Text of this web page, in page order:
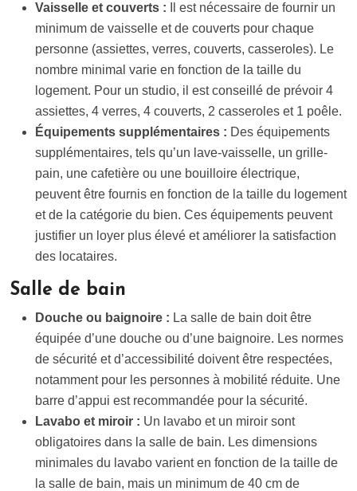
Vaisselle et couverts :
Il est nécessaire de fournir un
minimum de vaisselle et de couverts pour chaque
personne (assiettes, verres, couverts, casseroles). Le
nombre minimal varie en fonction de la taille du
logement. Pour un studio, il est conseillé de prévoir 4
assiettes, 4 verres, 4 couverts, 2 casseroles et 1 poêle.
Équipements supplémentaires : Des équipements
supplémentaires, tels qu’un lave-vaisselle, un grille-
pain, une cafetière ou une bouilloire électrique,
peuvent être fournis en fonction de la taille du logement
et de la catégorie du bien. Ces équipements peuvent
justifier un loyer plus élevé et améliorer la satisfaction
des locataires.
Salle de bain
Douche ou baignoire : La salle de bain doit être
équipée d’une douche ou d’une baignoire. Les normes
de sécurité et d’accessibilité doivent être respectées,
notamment pour les personnes à mobilité réduite. Une
barre d’appui est recommandée pour la sécurité.
Lavabo et miroir : Un lavabo et un miroir sont
obligatoires dans la salle de bain. Les dimensions
minimales du lavabo varient en fonction de la taille de
la salle de bain, mais un minimum de 40 cm de